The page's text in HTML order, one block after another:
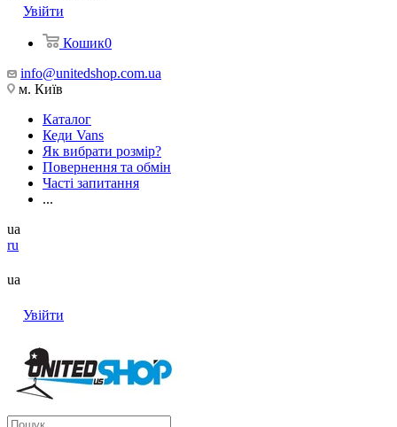
Увійти
Кошик0
info@unitedshop.com.ua
м. Київ
Каталог
Кеди Vans
Як вибрати розмір?
Повернення та обмін
Часті запитання
...
ua
ru
ua
Увійти